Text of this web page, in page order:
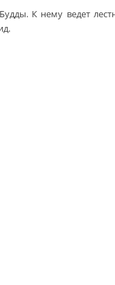
К нему ведет